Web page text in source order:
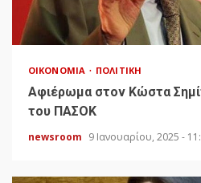
ΟΙΚΟΝΟΜΊΑ ΠΟΛΙΤΙΚΉ
Αφιέρωμα στον Κώστα
του ΠΑΣΟΚ
newsroom 9 Ιανουαρίου, 2025 -